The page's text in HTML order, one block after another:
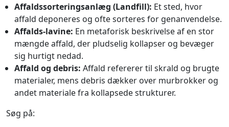
Affaldssorteringsanlæg (Landfill): Et sted, hvor
affald deponeres og ofte sorteres for genanvendelse.
Affalds-lavine: En metaforisk beskrivelse af en stor
mængde affald, der pludselig kollapser og bevæger
sig hurtigt nedad.
Affald og debris: Affald refererer til skrald og brugte
materialer, mens debris dækker over murbrokker og
andet materiale fra kollapsede strukturer.
Søg på: